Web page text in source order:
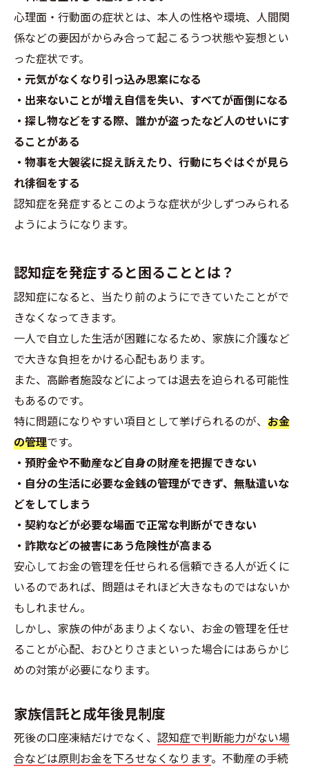
心理面・行動面の症状とは、本人の性格や環境、人間関
係などの要因がからみ合って起こるうつ状態や妄想とい
った症状です。
・元気がなくなり引っ込み思案になる
・出来ないことが増え自信を失い、すべてが面倒になる
・探し物などをする際、誰かが盗ったなど人のせいにす
ることがある
・物事を大袈裟に捉え訴えたり、行動にちぐはぐが見ら
れ徘徊をする
認知症を発症するとこのような症状が少しずつみられる
ようにようになります。
認知症を発症すると困ることとは？
認知症になると、当たり前のようにできていたことがで
きなくなってきます。
一人で自立した生活が困難になるため、家族に介護など
で大きな負担をかける心配もあります。
また、高齢者施設などによっては退去を迫られる可能性
もあるのです。
特に問題になりやすい項目として挙げられるのが、 お金
の管理です。
・預貯金や不動産など自身の財産を把握できない
・自分の生活に必要な金銭の管理ができず、無駄遣いな
どをしてしまう
・契約などが必要な場面で正常な判断ができない
・詐欺などの被害にあう危険性が高まる
安心してお金の管理を任せられる信頼できる人が近くに
いるのであれば、問題はそれほど大きなものではないか
もしれません。
しかし、家族の仲があまりよくない、お金の管理を任せ
ることが心配、おひとりさまといった場合にはあらかじ
めの対策が必要になります。
家族信託と成年後見制度
死後の口座凍結だけでなく、 認知症で判断能力がない場
合などは原則お金を下ろせなくなります。不動産の手続